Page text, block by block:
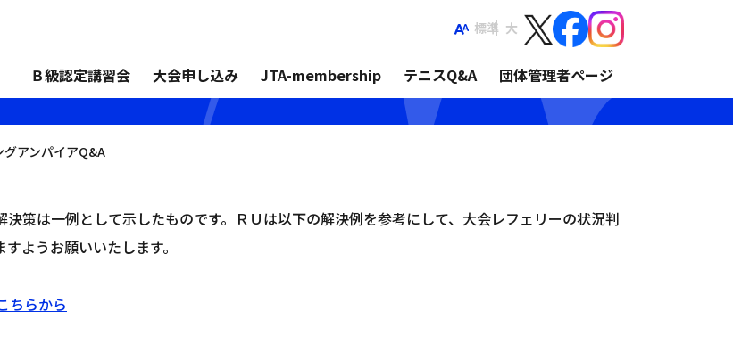
標準 大
Ｂ級認定講習会 大会申し込み JTA-membership テニスQ&A 団体管理者ページ
グアンパイアQ&A
決策は一例として示したものです。ＲＵは以下の解決例を参考にして、大会レフェリーの状況判
ようお願いいたします。
ちらから